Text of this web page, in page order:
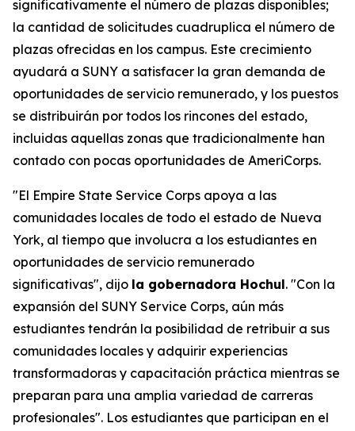
significativamente el número de plazas disponibles;
la cantidad de solicitudes cuadruplica el número de
plazas ofrecidas en los campus. Este crecimiento
ayudará a SUNY a satisfacer la gran demanda de
oportunidades de servicio remunerado, y los puestos
se distribuirán por todos los rincones del estado,
incluidas aquellas zonas que tradicionalmente han
contado con pocas oportunidades de AmeriCorps.
"El Empire State Service Corps apoya a las
comunidades locales de todo el estado de Nueva
York, al tiempo que involucra a los estudiantes en
oportunidades de servicio remunerado
significativas", dijo la gobernadora Hochul. "Con la
expansión del SUNY Service Corps, aún más
estudiantes tendrán la posibilidad de retribuir a sus
comunidades locales y adquirir experiencias
transformadoras y capacitación práctica mientras se
preparan para una amplia variedad de carreras
profesionales". Los estudiantes que participan en el